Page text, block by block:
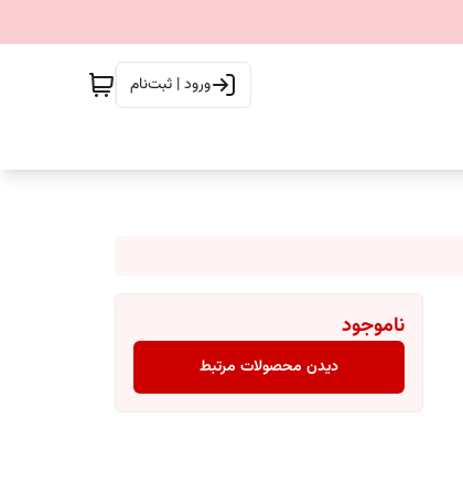
ورود | ثبت‌نام
ناموجود
دیدن محصولات مرتبط